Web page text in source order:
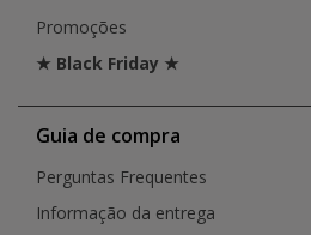
Promoções
★ Black Friday ★
Guia de compra
Perguntas Frequentes
Informação da entrega